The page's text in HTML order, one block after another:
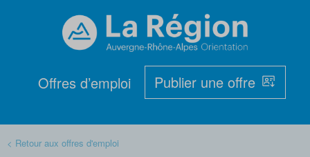
Offres d’emploi Publier une offre
< Retour aux offres d'emploi